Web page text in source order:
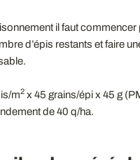
il faut commencer
d’épis restants et faire
m2 x 45 grains/épi x 45 g
de 40 q/ha.